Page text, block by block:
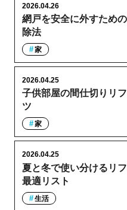
網戸を安全に外すため
除法
2026.04.26
家
子供部屋の間仕切りリ
ツ
2026.04.25
家
夏と冬で使い分けるリ
最適リスト
2026.04.25
生活